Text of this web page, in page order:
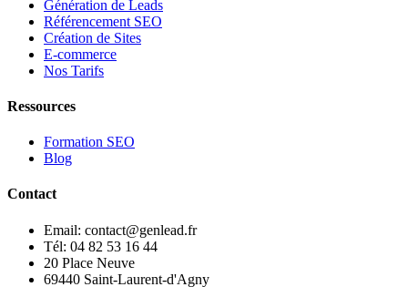
Génération de Leads
Référencement SEO
Création de Sites
E-commerce
Nos Tarifs
Ressources
Formation SEO
Blog
Contact
Email: contact@genlead.fr
Tél: 04 82 53 16 44
20 Place Neuve
69440 Saint-Laurent-d'Agny